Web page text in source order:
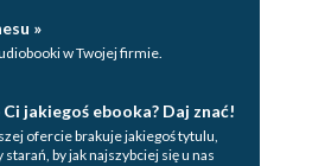
»
w Twojej firmie.
jakiegoś ebooka? Daj znać!
ofercie brakuje jakiegoś tytulu,
starań, by jak najszybciej się u nas